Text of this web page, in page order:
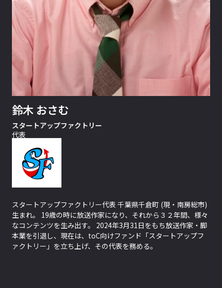
鈴木 おさむ
スタートアップファクトリー
代表
スタートアップファクトリー代表 千葉県千倉町 (現・南房総市)
生まれ。 19歳の時に放送作家になり、それから３２年間、様々
なコンテンツを生み出す。 2024年3月31日をもち放送作家・脚
本業を引退し、現在は、toC向けファンド「スタートアップフ
ァクトリー」を立ち上げ、その代表を務める。